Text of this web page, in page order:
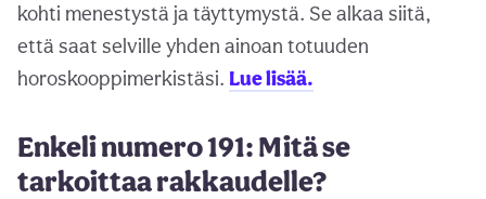
kohti menestystä ja täyttymystä. Se alkaa siitä,
että saat selville yhden ainoan totuuden
horoskooppimerkistäsi. Lue lisää.
Enkeli numero 191: Mitä se
tarkoittaa rakkaudelle?